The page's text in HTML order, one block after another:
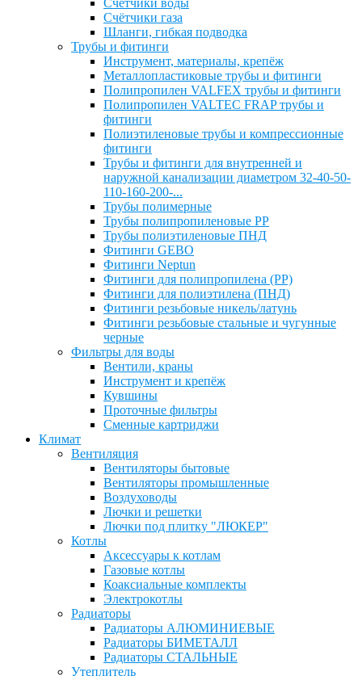
Счётчики газа
Шланги, гибкая подводка
Трубы и фитинги
Инструмент, материалы, крепёж
Металлопластиковые трубы и фитинги
Полипропилен VALFEX трубы и фитинги
Полипропилен VALTEC FRAP трубы и
фитинги
Полиэтиленовые трубы и компрессионные
фитинги
Трубы и фитинги для внутренней и
наружной канализации диаметром 32-40-50-
110-160-200-...
Трубы полимерные
Трубы полипропиленовые PP
Трубы полиэтиленовые ПНД
Фитинги GEBO
Фитинги Neptun
Фитинги для полипропилена (PP)
Фитинги для полиэтилена (ПНД)
Фитинги резьбовые никель/латунь
Фитинги резьбовые стальные и чугунные
черные
Фильтры для воды
Вентили, краны
Инструмент и крепёж
Кувшины
Проточные фильтры
Сменные картриджи
Климат
Вентиляция
Вентиляторы бытовые
Вентиляторы промышленные
Воздуховоды
Лючки и решетки
Лючки под плитку "ЛЮКЕР"
Котлы
Аксессуары к котлам
Газовые котлы
Коаксиальные комплекты
Электрокотлы
Радиаторы
Радиаторы АЛЮМИНИЕВЫЕ
Радиаторы БИМЕТАЛЛ
Радиаторы СТАЛЬНЫЕ
Утеплитель